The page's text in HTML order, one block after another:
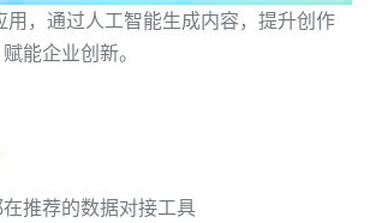
用，通过人工智能生成内容，提升创作
能企业创新。
推荐的数据对接工具